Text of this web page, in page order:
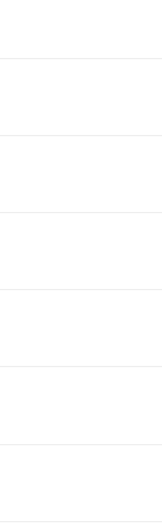
定，是怎么